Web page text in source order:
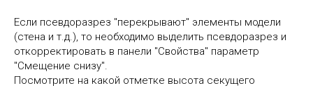
Если псевдоразрез "перекрывают" элементы модели
(стена и т.д.), то необходимо выделить псевдоразрез и
откорректировать в панели "Свойства" параметр
"Смещение снизу".
Посмотрите на какой отметке высота секущего